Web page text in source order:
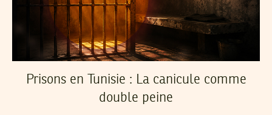
Prisons en Tunisie : La canicule comme
double peine